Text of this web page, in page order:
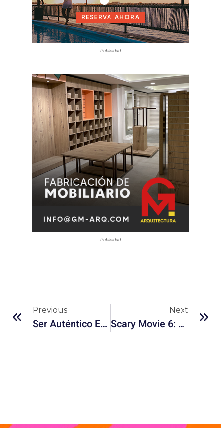
Publicidad
Publicidad
Previous
Ser Auténtico Empieza A Parecer Sospechoso
Next
Scary Movie 6: La Parodia Regresó En La Era De Los Memes